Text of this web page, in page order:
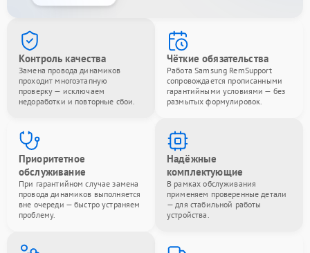
Контроль качества
Замена провода динамиков
проходит многоэтапную
проверку — исключаем
недоработки и повторные сбои.
Чёткие обязательства
Работа Samsung RemSupport
сопровождается прописанными
гарантийными условиями — без
размытых формулировок.
Приоритетное
обслуживание
При гарантийном случае замена
провода динамиков выполняется
вне очереди — быстро устраняем
проблему.
Надёжные
комплектующие
В рамках обслуживания
применяем проверенные детали
— для стабильной работы
устройства.